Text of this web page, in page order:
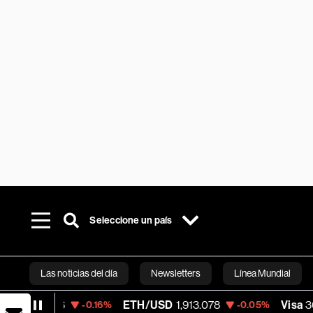
Seleccione un país
Las noticias del día Newsletters Línea Mundial
Bloomberg
ETH/USD 1,913.078 -0.05% Visa 362.50 -